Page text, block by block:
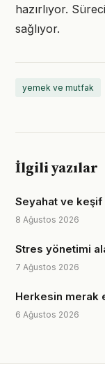
hazırlıyor.
sağlıyor.
yemek ve mutfak
İlgili yazılar
Seyahat ve keşif
8 Ağustos 2026
Stres yönetimi
7 Ağustos 2026
Herkesin merak
6 Ağustos 2026